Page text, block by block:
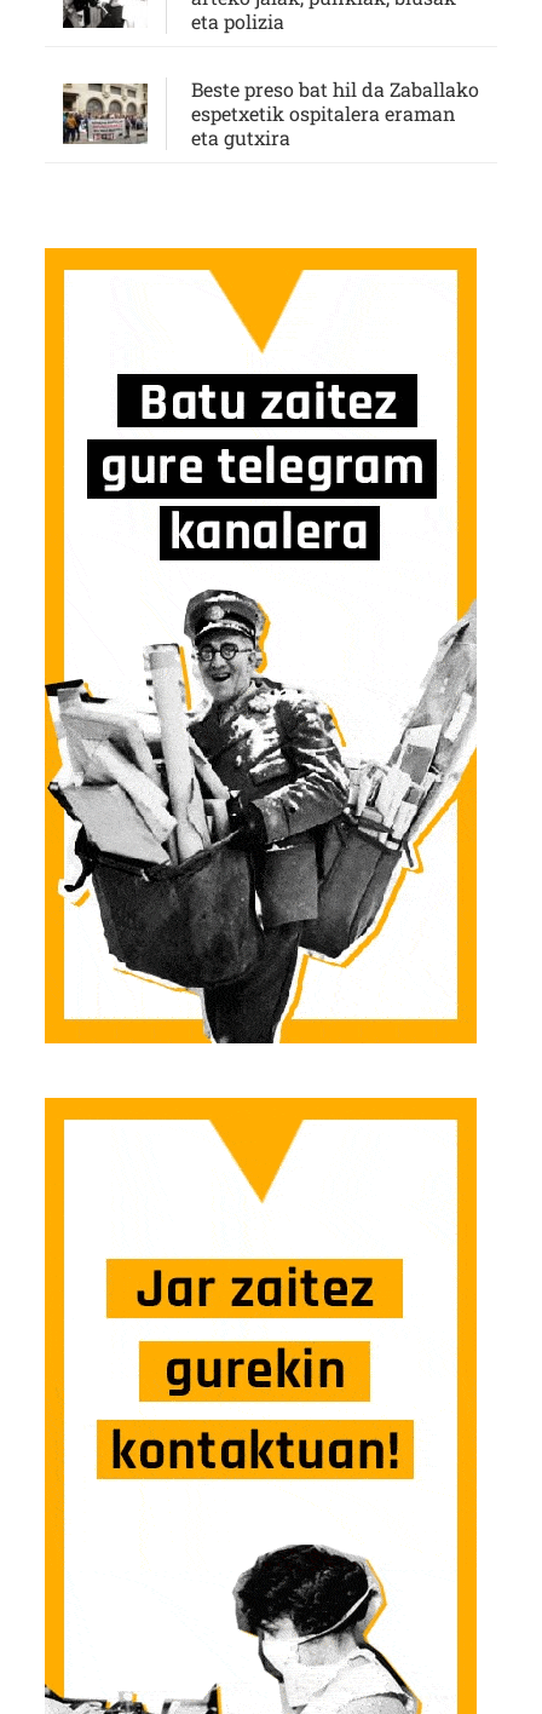
eta polizia
Beste preso bat hil da Zaballako
espetxetik ospitalera eraman
eta gutxira